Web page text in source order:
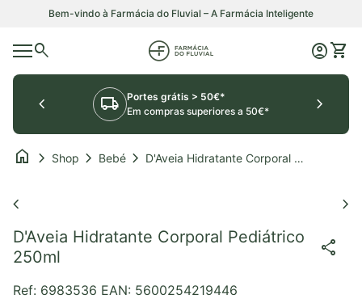
Saltar para o conteúdo
Bem-vindo à Farmácia do Fluvial – A Farmácia Inteligente
Navegação móvel
search Início Conta
account_circle Ver
shopping_cart
local_shipping
Portes grátis > 50€*
Em compras superiores a 50€*
chevron_left chevron_right
home chevron_right Shop chevron_right Bebé chevron_right D'Aveia Hidratante Corporal Pediátrico 250ml
chevron_left chevron_right
D'Aveia Hidratante Corporal Pediátrico
250ml
share
Ref: 6983536 EAN: 5600254219446